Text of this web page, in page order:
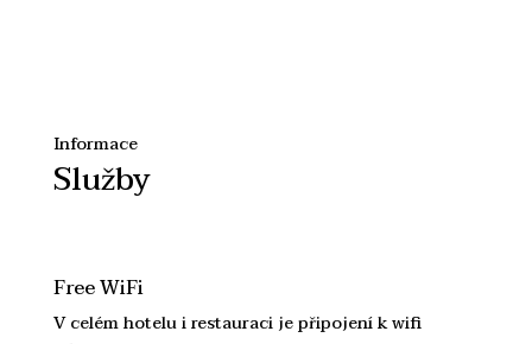
Informace
Služby
Free WiFi
V celém hotelu i restauraci je připojení k wifi